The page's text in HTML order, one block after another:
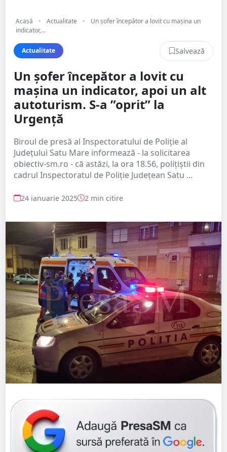
Acasă • Actualitate •
Un șofer începător a lovit cu mașina un
indicator,...
Actualitate Salvează
Un șofer începător a lovit cu
mașina un indicator, apoi un alt
autoturism. S-a ”oprit” la
Urgență
Biroul de presă al Inspectoratului de Poliție al
Județului Satu Mare informează - la solicitarea
obiectiv-sm.ro - că astăzi, la ora 18.56, polițiștii din
cadrul Inspectoratul de Poliție Județean Satu ...
24 ianuarie 2025 2 min citire